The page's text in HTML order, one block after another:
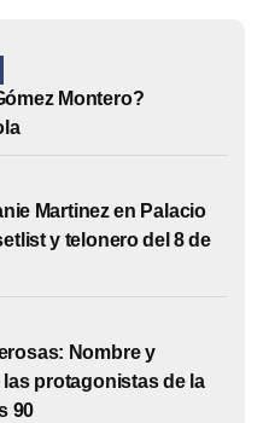
Montero?
Martinez en Palacio
y telonero del 8 de
Nombre y
protagonistas de la
90